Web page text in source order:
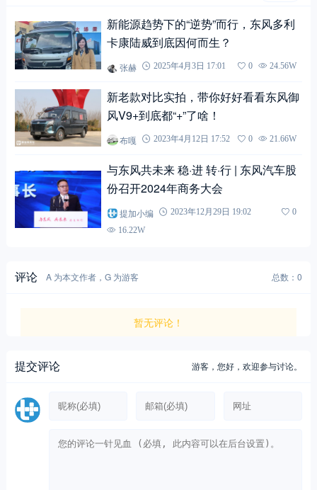
新能源趋势下的“逆势”而行，东风多利
卡康陆威到底因何而生？
张赫 2025年4月3日 17:01 0 24.56W
新老款对比实拍，带你好好看看东风御
风V9+到底都“+”了啥！
布嘎 2023年4月12日 17:52 0 21.66W
与东风共未来 稳·进 转·行 | 东风汽车股
份召开2024年商务大会
提加小编 2023年12月29日 19:02
0
16.22W
评论 A 为本文作者，G 为游客 总数：0
暂无评论！
提交评论 游客，您好，欢迎参与讨论。